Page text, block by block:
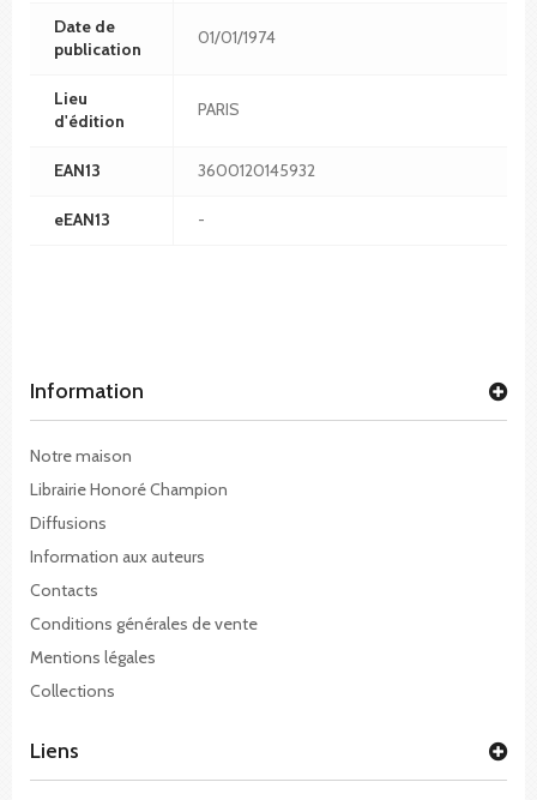
Date de
publication
01/01/1974
Lieu
d'édition
PARIS
EAN13 3600120145932
eEAN13 -
Information
Notre maison
Librairie Honoré Champion
Diffusions
Information aux auteurs
Contacts
Conditions générales de vente
Mentions légales
Collections
Liens